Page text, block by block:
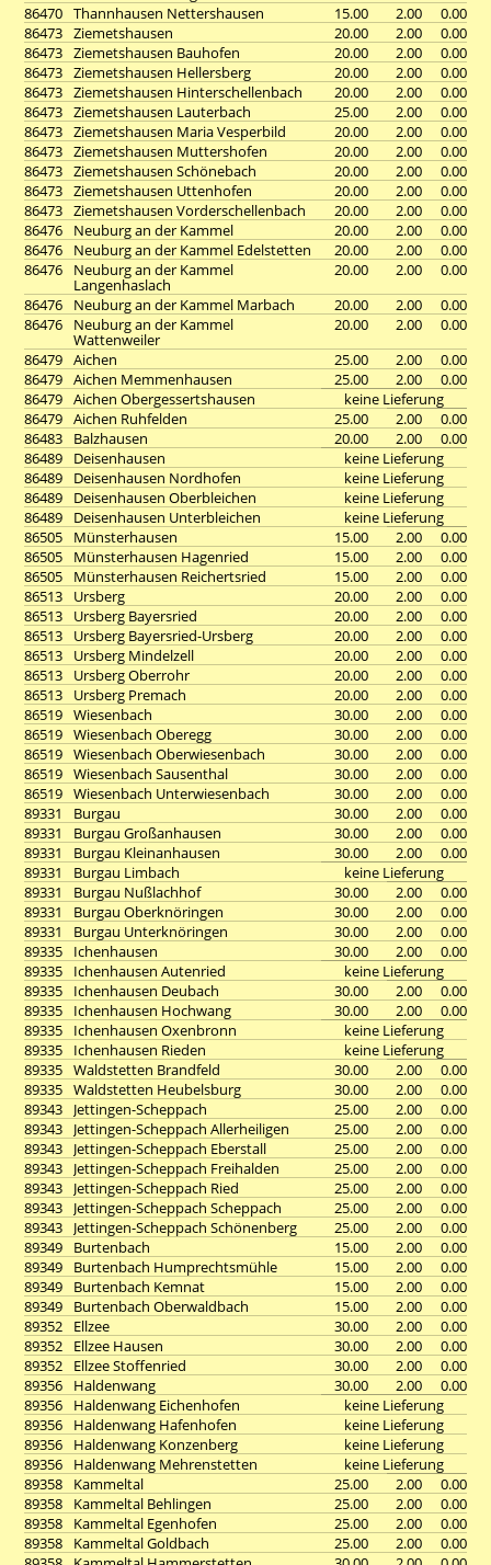
86470 Thannhausen Nettershausen 15.00 2.00
0.00
86473 Ziemetshausen 20.00 2.00
0.00
86473 Ziemetshausen Bauhofen 20.00 2.00
0.00
86473 Ziemetshausen Hellersberg 20.00 2.00
0.00
86473 Ziemetshausen Hinterschellenbach 20.00 2.00
0.00
86473 Ziemetshausen Lauterbach 25.00 2.00
0.00
86473 Ziemetshausen Maria Vesperbild 20.00 2.00
0.00
86473 Ziemetshausen Muttershofen 20.00 2.00
0.00
86473 Ziemetshausen Schönebach 20.00 2.00
0.00
86473 Ziemetshausen Uttenhofen 20.00 2.00
0.00
86473 Ziemetshausen Vorderschellenbach 20.00 2.00
0.00
86476
Neuburg an der Kammel 20.00 2.00
0.00
86476
Neuburg an der Kammel Edelstetten 20.00 2.00
0.00
86476
Neuburg an der Kammel
Langenhaslach
20.00 2.00
0.00
86476
Neuburg an der Kammel Marbach 20.00 2.00
0.00
86476
Neuburg an der Kammel
Wattenweiler
20.00 2.00
0.00
86479 Aichen 25.00 2.00
0.00
86479 Aichen Memmenhausen 25.00 2.00
0.00
86479 Aichen Obergessertshausen
keine Lieferung
86479 Aichen Ruhfelden 25.00 2.00
0.00
86483
Balzhausen 20.00 2.00
0.00
86489
Deisenhausen
keine Lieferung
86489
Deisenhausen Nordhofen
keine Lieferung
86489
Deisenhausen Oberbleichen
keine Lieferung
86489
Deisenhausen Unterbleichen
keine Lieferung
86505
Münsterhausen 15.00 2.00
0.00
86505
Münsterhausen Hagenried 15.00 2.00
0.00
86505
Münsterhausen Reichertsried 15.00 2.00
0.00
86513
Ursberg 20.00 2.00
0.00
86513
Ursberg Bayersried 20.00 2.00
0.00
86513
Ursberg Bayersried-Ursberg 20.00 2.00
0.00
86513
Ursberg Mindelzell 20.00 2.00
0.00
86513
Ursberg Oberrohr 20.00 2.00
0.00
86513
Ursberg Premach 20.00 2.00
0.00
86519 Wiesenbach 30.00 2.00
0.00
86519 Wiesenbach Oberegg 30.00 2.00
0.00
86519 Wiesenbach Oberwiesenbach 30.00 2.00
0.00
86519 Wiesenbach Sausenthal 30.00 2.00
0.00
86519 Wiesenbach Unterwiesenbach 30.00 2.00
0.00
89331
Burgau 30.00 2.00
0.00
89331
Burgau Großanhausen 30.00 2.00
0.00
89331
Burgau Kleinanhausen 30.00 2.00
0.00
89331
Burgau Limbach
keine Lieferung
89331
Burgau Nußlachhof 30.00 2.00
0.00
89331
Burgau Oberknöringen 30.00 2.00
0.00
89331
Burgau Unterknöringen 30.00 2.00
0.00
89335
Ichenhausen 30.00 2.00
0.00
89335
Ichenhausen Autenried
keine Lieferung
89335
Ichenhausen Deubach 30.00 2.00
0.00
89335
Ichenhausen Hochwang 30.00 2.00
0.00
89335
Ichenhausen Oxenbronn
keine Lieferung
89335
Ichenhausen Rieden
keine Lieferung
89335 Waldstetten Brandfeld 30.00 2.00
0.00
89335 Waldstetten Heubelsburg 30.00 2.00
0.00
89343
Jettingen-Scheppach 25.00 2.00
0.00
89343
Jettingen-Scheppach Allerheiligen 25.00 2.00
0.00
89343
Jettingen-Scheppach Eberstall 25.00 2.00
0.00
89343
Jettingen-Scheppach Freihalden 25.00 2.00
0.00
89343
Jettingen-Scheppach Ried 25.00 2.00
0.00
89343
Jettingen-Scheppach Scheppach 25.00 2.00
0.00
89343
Jettingen-Scheppach Schönenberg 25.00 2.00
0.00
89349
Burtenbach 15.00 2.00
0.00
89349
Burtenbach Humprechtsmühle 15.00 2.00
0.00
89349
Burtenbach Kemnat 15.00 2.00
0.00
89349
Burtenbach Oberwaldbach 15.00 2.00
0.00
89352
Ellzee 30.00 2.00
0.00
89352
Ellzee Hausen 30.00 2.00
0.00
89352
Ellzee Stoffenried 30.00 2.00
0.00
89356
Haldenwang 30.00 2.00
0.00
89356
Haldenwang Eichenhofen
keine Lieferung
89356
Haldenwang Hafenhofen
keine Lieferung
89356
Haldenwang Konzenberg
keine Lieferung
89356
Haldenwang Mehrenstetten
keine Lieferung
89358
Kammeltal 25.00 2.00
0.00
89358
Kammeltal Behlingen 25.00 2.00
0.00
89358
Kammeltal Egenhofen 25.00 2.00
0.00
89358
Kammeltal Goldbach 25.00 2.00
0.00